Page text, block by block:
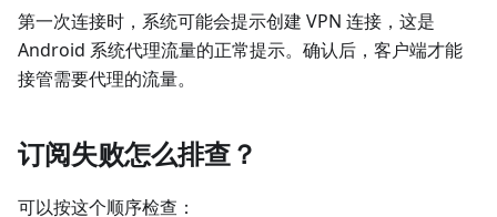
第一次连接时，系统可能会提示创建 VPN 连接，这是
Android 系统代理流量的正常提示。确认后，客户端才能
接管需要代理的流量。
订阅失败怎么排查？
可以按这个顺序检查：